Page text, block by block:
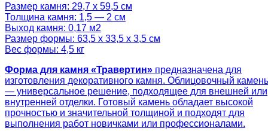
Размер камня: 29,7 х 59,5 см
Толщина камня: 1,5 — 2 см
Выход камня: 0,17 м2
Размер формы: 63,5 х 33,5 х 3,5 см
Вес формы: 4,5 кг
Форма для камня «Травертин» предназначена для
изготовления декоративного камня. Облицовочный камень
— универсальное решение, подходящее для внешней или
внутренней отделки. Готовый камень обладает высокой
прочностью и значительной толщиной и подходят для
выполнения работ новичками или профессионалами.